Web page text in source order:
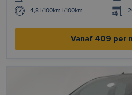
4,8 l/100km l/100km
Vanaf 409 per